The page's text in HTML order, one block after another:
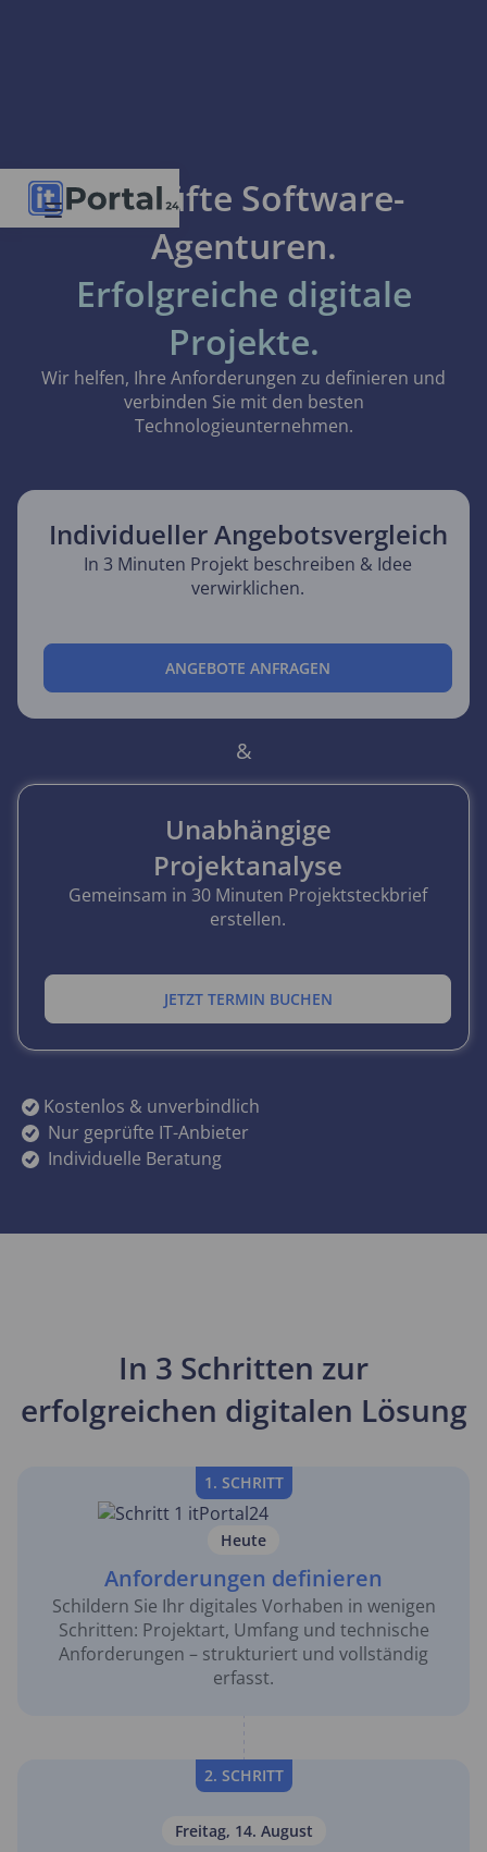
Geprüfte Software-
Agenturen.
Erfolgreiche digitale
Projekte.
Wir helfen, Ihre Anforderungen zu definieren und
verbinden Sie mit den besten
Technologieunternehmen.
Individueller Angebotsvergleich
In 3 Minuten Projekt beschreiben & Idee
verwirklichen.
ANGEBOTE ANFRAGEN
&
Unabhängige
Projektanalyse
Gemeinsam in 30 Minuten Projektsteckbrief
erstellen.
JETZT TERMIN BUCHEN
Kostenlos & unverbindlich
Nur geprüfte IT-Anbieter
Individuelle Beratung
In 3 Schritten zur
erfolgreichen digitalen Lösung
1. SCHRITT
Heute
Anforderungen definieren
Schildern Sie Ihr digitales Vorhaben in wenigen
Schritten: Projektart, Umfang und technische
Anforderungen – strukturiert und vollständig
erfasst.
2. SCHRITT
Freitag, 14. August